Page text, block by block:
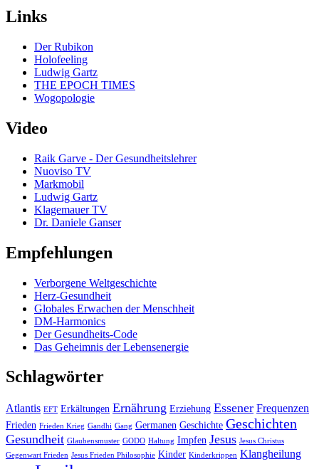
Links
Der Rubikon
Holofeeling
Ludwig Gartz
THE EPOCH TIMES
Wogopologie
Video
Raik Garve - Der Gesundheitslehrer
Nuoviso TV
Markmobil
Ludwig Gartz
Klagemauer TV
Dr. Daniele Ganser
Empfehlungen
Verborgene Weltgeschichte
Herz-Gesundheit
Globales Erwachen der Menschheit
DM-Harmonics
Der Gesundheits-Code
Das Geheimnis der Lebensenergie
Schlagwörter
Atlantis EFT Erkältungen Ernährung Erziehung Essener Frequenzen
Frieden Frieden Krieg Gandhi Gang Germanen Geschichte Geschichten
Gesundheit Glaubensmuster GODO Haltung Impfen Jesus Jesus Christus
Gegenwart Frieden Jesus Frieden Philosophie Kinder Kinderkrippen Klangheilung